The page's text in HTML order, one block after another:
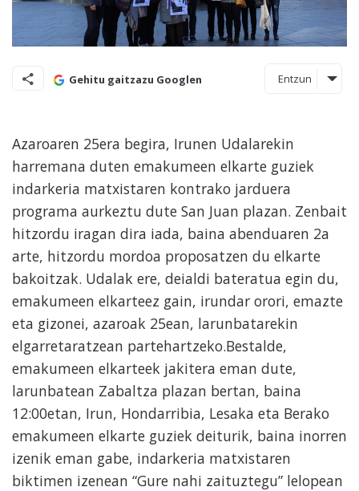
Gehitu gaitzazu Googlen Entzun
Azaroaren 25era begira, Irunen Udalarekin
harremana duten emakumeen elkarte guziek
indarkeria matxistaren kontrako jarduera
programa aurkeztu dute San Juan plazan. Zenbait
hitzordu iragan dira iada, baina abenduaren 2a
arte, hitzordu mordoa proposatzen du elkarte
bakoitzak. Udalak ere, deialdi bateratua egin du,
emakumeen elkarteez gain, irundar orori, emazte
eta gizonei, azaroak 25ean, larunbatarekin
elgarretaratzean partehartzeko.Bestalde,
emakumeen elkarteek jakitera eman dute,
larunbatean Zabaltza plazan bertan, baina
12:00etan, Irun, Hondarribia, Lesaka eta Berako
emakumeen elkarte guziek deiturik, baina inorren
izenik eman gabe, indarkeria matxistaren
biktimen izenean “Gure nahi zaituztegu” lelopean